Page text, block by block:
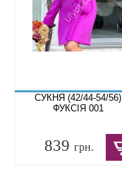
СУКНЯ (42/44-54/56)
ФУКСІЯ 001
839 грн.